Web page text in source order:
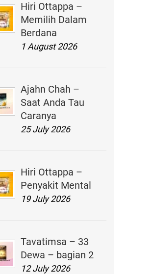
Hiri Ottappa –
Memilih Dalam
Berdana
1 August 2026
Ajahn Chah –
Saat Anda Tau
Caranya
25 July 2026
Hiri Ottappa –
Penyakit Mental
19 July 2026
Tavatimsa – 33
Dewa – bagian 2
12 July 2026